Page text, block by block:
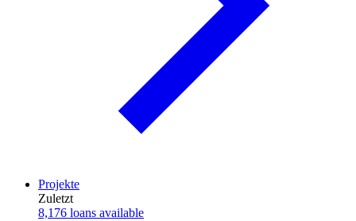
Projekte
Zuletzt
8,176 loans available